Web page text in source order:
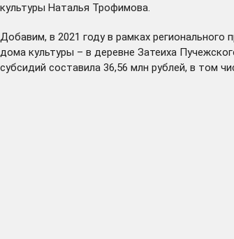
культуры Наталья Трофимова.
Добавим, в 2021 году в рамках
дома культуры – в деревне Затеиха
субсидий составила 36,56 млн рублей, в том